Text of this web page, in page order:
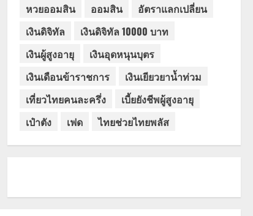
หวยออมสิน
ออมสิน
อัตราแลกเปลี่ยน
เงินดิจิทัล
เงินดิจิทัล 10000 บาท
เงินผู้สูงอายุ
เงินอุดหนุนบุตร
เงินเดือนข้าราชการ
เงินเยียวยาน้ำท่วม
เที่ยวไทยคนละครึ่ง
เบี้ยยังชีพผู้สูงอายุ
เป๋าตัง
เฟด ไทยช่วยไทยพลัส